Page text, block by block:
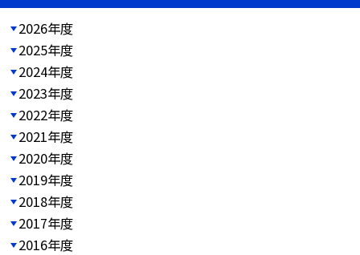
2026年度
2025年度
2024年度
2023年度
2022年度
2021年度
2020年度
2019年度
2018年度
2017年度
2016年度